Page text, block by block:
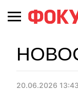
20.06.2026 13:43